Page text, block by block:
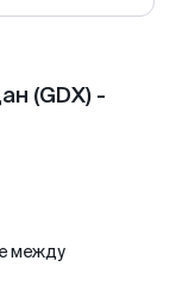
(GDX) -
между